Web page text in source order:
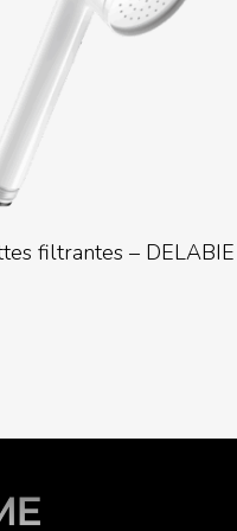
Lire La Suite
filtrantes – DELABIE